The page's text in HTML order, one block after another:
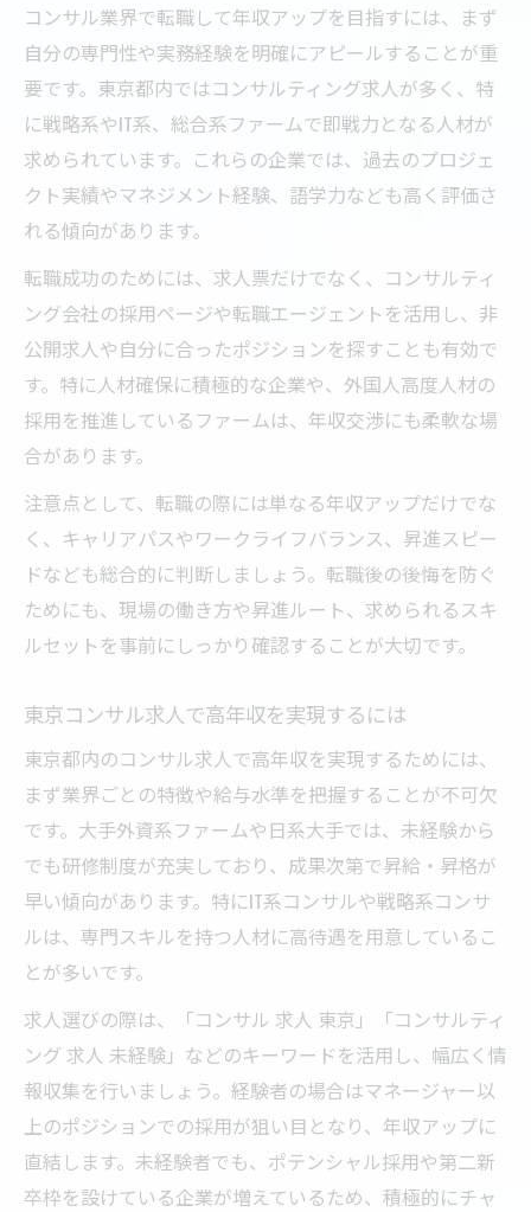
コンサル業界で転職して年収アップを目指すには、まず
自分の専門性や実務経験を明確にアピールすることが重
要です。東京都内ではコンサルティング求人が多く、特
に戦略系やIT系、総合系ファームで即戦力となる人材が
求められています。これらの企業では、過去のプロジェ
クト実績やマネジメント経験、語学力なども高く評価さ
れる傾向があります。
転職成功のためには、求人票だけでなく、コンサルティ
ング会社の採用ページや転職エージェントを活用し、非
公開求人や自分に合ったポジションを探すことも有効で
す。特に人材確保に積極的な企業や、外国人高度人材の
採用を推進しているファームは、年収交渉にも柔軟な場
合があります。
注意点として、転職の際には単なる年収アップだけでな
く、キャリアパスやワークライフバランス、昇進スピー
ドなども総合的に判断しましょう。転職後の後悔を防ぐ
ためにも、現場の働き方や昇進ルート、求められるスキ
ルセットを事前にしっかり確認することが大切です。
東京コンサル求人で高年収を実現するには
東京都内のコンサル求人で高年収を実現するためには、
まず業界ごとの特徴や給与水準を把握することが不可欠
です。大手外資系ファームや日系大手では、未経験から
でも研修制度が充実しており、成果次第で昇給・昇格が
早い傾向があります。特にIT系コンサルや戦略系コンサ
ルは、専門スキルを持つ人材に高待遇を用意しているこ
とが多いです。
求人選びの際は、「コンサル 求人 東京」「コンサルティ
ング 求人 未経験」などのキーワードを活用し、幅広く情
報収集を行いましょう。経験者の場合はマネージャー以
上のポジションでの採用が狙い目となり、年収アップに
直結します。未経験者でも、ポテンシャル採用や第二新
卒枠を設けている企業が増えているため、積極的にチャ